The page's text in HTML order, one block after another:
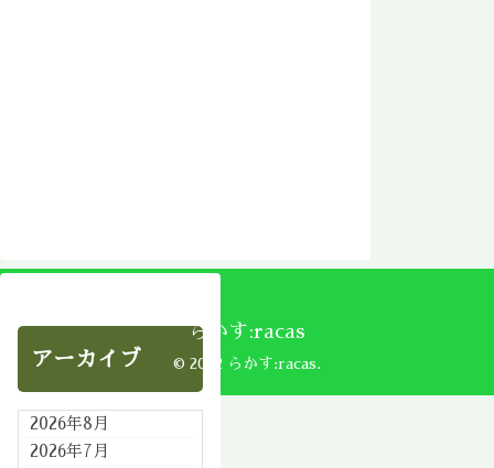
アーカイブ
2026年8月
2026年7月
らかす:racas
© 2002 らかす:racas.